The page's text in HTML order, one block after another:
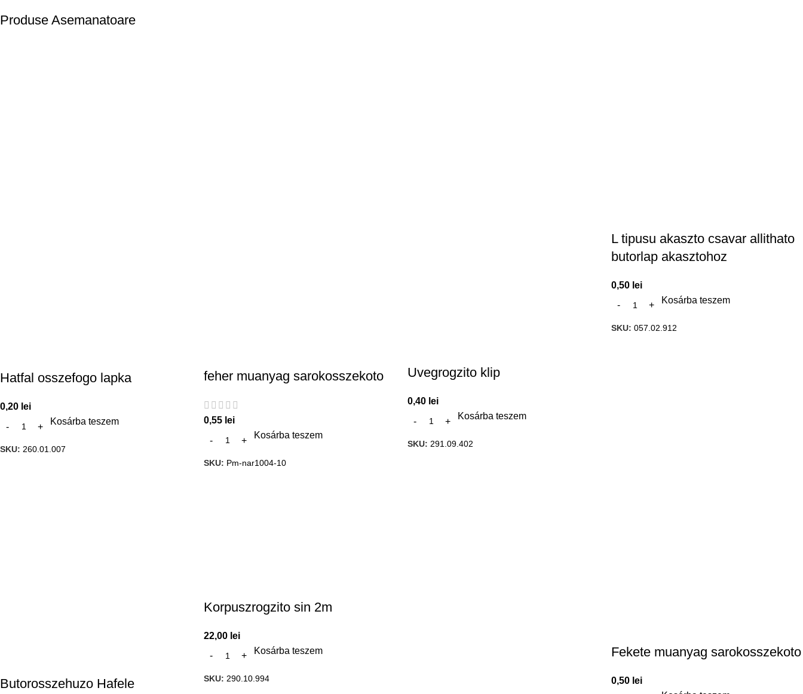
Produse Asemanatoare
Hatfal osszefogo lapka
0,20 lei
Kosárba teszem
SKU: 260.01.007
feher muanyag sarokosszekoto
0,55 lei
Kosárba teszem
SKU: Pm-nar1004-10
Uvegrogzito klip
0,40 lei
Kosárba teszem
SKU: 291.09.402
L tipusu akaszto csavar allithato
butorlap akasztohoz
0,50 lei
Kosárba teszem
SKU: 057.02.912
Butorosszehuzo Hafele
Korpuszrogzito sin 2m
22,00 lei
Kosárba teszem
SKU: 290.10.994
Fekete muanyag sarokosszekoto
0,50 lei